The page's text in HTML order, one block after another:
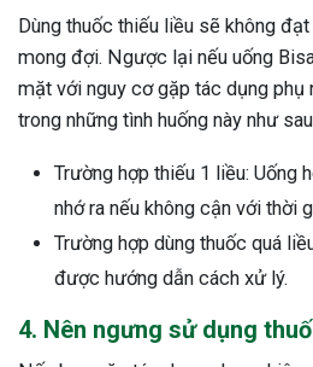
Dùng thuốc thiếu liều sẽ không
mong đợi. Ngược lại nếu uống
mặt với nguy cơ gặp tác dụng phụ
trong những tình huống này như
Trường hợp thiếu 1 liều: Uống
nhớ ra nếu không cận với thời
Trường hợp dùng thuốc quá
được hướng dẫn cách xử lý.
4. Nên ngưng sử dụng